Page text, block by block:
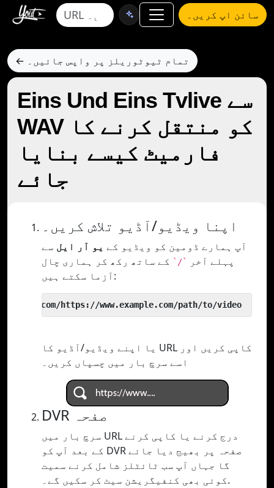
سائن اپ کریں۔
← تمام ٹیوٹوریلز پر واپس جائیں۔
Eins Und Eins Tvlive سے
WAV کو منتقل کرنے کا
فارمیٹ کیسے بنایا
جائے
اپنا ویڈیو/آڈیو تلاش کریں۔
آپ ہمارے ڈومین کو ویڈیو کے یو آر ایل سے
پہلے آخر
`/` کے ساتھ رکھ کر ہماری چال
آزما سکتے ہیں:
یا اپنے ویڈیو/آڈیو کا URL کاپی کریں اور
اسے سرچ بار میں چسپاں کریں۔
DVR صفحہ
سرچ بار میں URL درج کرنے یا کاپی کرنے
کے بعد آپ کو DVR صفحہ پر بھیج دیا جائے
گا جہاں آپ سب ٹائٹلز شامل کرنے سمیت
کوئی بھی کنفیگریشن سیٹ کر سکیں گے۔.